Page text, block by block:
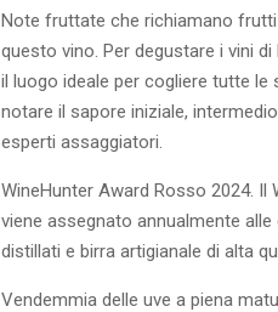
Note fruttate che richiamano
questo vino. Per degustare i vini
il luogo ideale per cogliere tutte
notare il sapore iniziale,
esperti assaggiatori.
WineHunter Award Rosso 2024. Il
viene assegnato annualmente
distillati e birra artigianale di alta
Vendemmia delle uve a piena